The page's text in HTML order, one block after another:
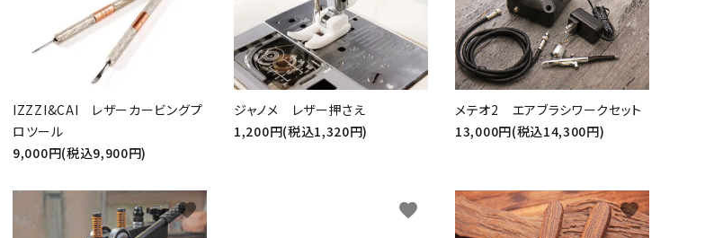
IZZZI&CAI レザーカービングプ
ロツール
9,000円(税込9,900円)
ジャノメ レザー押さえ
1,200円(税込1,320円)
メテオ2 エアブラシワークセット
13,000円(税込14,300円)
favorite favorite favorite